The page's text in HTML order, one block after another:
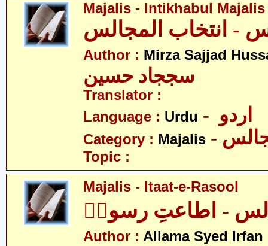
Majalis - Intikhabul Majalis
Author : Mirza Sajjad
سججاد حسین
Translator :
Language : Urdu
Category : Majalis
Topic :
Majalis - Itaat-e-Rasool
- اطاعتِ رسولؐ
Author : Allama Syed